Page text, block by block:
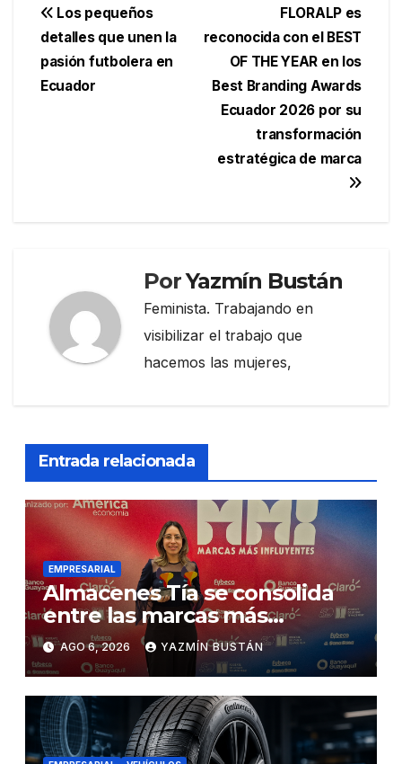
Navegación
de
entradas
FLORALP es
reconocida con el BEST
OF THE YEAR en los
Best Branding Awards
Ecuador 2026 por su
transformación
estratégica de marca
Los pequeños
detalles que unen la
pasión futbolera en
Ecuador
PorYazmín Bustán
Feminista. Trabajando en
visibilizar el trabajo que
hacemos las mujeres,
Entrada relacionada
EMPRESARIAL
Almacenes Tía se consolida
entre las marcas más
influyentes del Ecuador
AGO 6, 2026 YAZMÍN BUSTÁN